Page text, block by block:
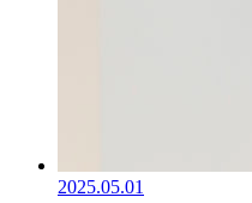
2025.05.01